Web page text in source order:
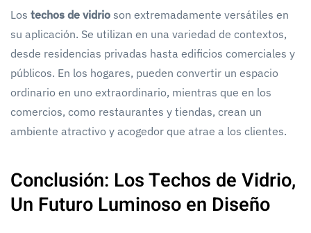
Los techos de vidrio son extremadamente versátiles en
su aplicación. Se utilizan en una variedad de contextos,
desde residencias privadas hasta edificios comerciales y
públicos. En los hogares, pueden convertir un espacio
ordinario en uno extraordinario, mientras que en los
comercios, como restaurantes y tiendas, crean un
ambiente atractivo y acogedor que atrae a los clientes.
Conclusión: Los Techos de Vidrio,
Un Futuro Luminoso en Diseño